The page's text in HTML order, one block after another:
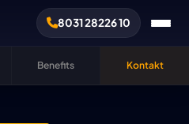
8031 28226 10
Benefits Kontakt